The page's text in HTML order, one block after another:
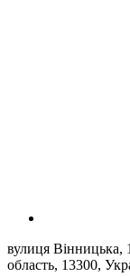
вулиця
область, 13300,